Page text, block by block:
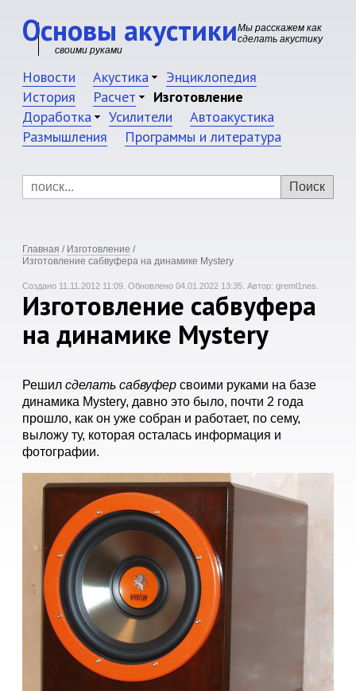
Основы акустикиМы расскажем как
сделать акустику
своими руками
Новости Акустика
Энциклопедия
История
Расчет
Изготовление
Доработка
Усилители
Автоакустика
Размышления
Программы и литература
Главная / Изготовление /
Изготовление сабвуфера на динамике Mystery
Создано 11.11.2012 11:09. Обновлено 04.01.2022 13:35. Автор: greml1nes.
Изготовление сабвуфера
на динамике Mystery
Решил сделать сабвуфер своими руками на базе
динамика Mystery, давно это было, почти 2 года
прошло, как он уже собран и работает, по сему,
выложу ту, которая осталась информация и
фотографии.